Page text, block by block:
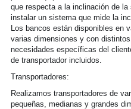
que respecta a la inclinación de
instalar un sistema que mide la
Los bancos están disponibles en
varias dimensiones y con
necesidades específicas del
de transportador incluidos.
Transportadores:
Realizamos transportadores de
pequeñas, medianas y grandes